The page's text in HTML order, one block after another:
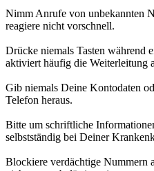
Nimm Anrufe von unbekannten
reagiere nicht vorschnell.
Drücke niemals Tasten während
aktiviert häufig die Weiterleitung
Gib niemals Deine Kontodaten
Telefon heraus.
Bitte um schriftliche
selbstständig bei Deiner
Blockiere verdächtige Nummern